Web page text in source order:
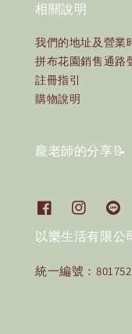
相關說明
我們的地址及營業
拼布花園銷售通路
註冊指引
購物說明
龐老師的分享📝
以樂生活有限公
統一編號：